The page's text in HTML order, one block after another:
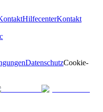
HilfecenterKontakt
DatenschutzCookie-